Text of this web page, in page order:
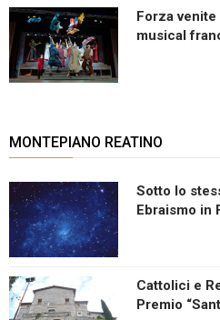
Forza
musical
MONTEPIANO REATINO
Sotto lo
Ebraismo in
Cattolici e
Premio